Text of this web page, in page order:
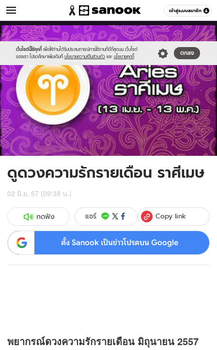
เข้าสู่ระบบสมาชิก
ดูดวง หมวดอื่นๆ
เว็บไซต์นี้ใช้คุกกี้ เพื่อให้ท่านได้รับประสบการณ์การใช้งานที่ดีที่สุดบน เว็บไซต์
ของเรา โปรดศึกษาเพิ่มเติมที่ นโยบายความเป็นส่วนตัว และ นโยบายคุกกี้
ตกลง
Sanook
//s.isanook.com/sr/0/images/logo-
new-
sanook.png
600
60
//s.isanook.com/ho/0/ud/12/64701/4aries.jpg
ดูดวงความรักรายเดือน ราศีเมษ
02 มิ.ย. 57 (09:38 น.)
กดฟัง แชร์ Copy link
ตั้ง Sanook เป็นข่าวโปรดบน Google
พยากรณ์ดวงความรักรายเดือน มิถุนายน 2557